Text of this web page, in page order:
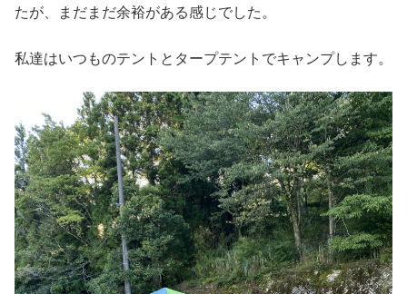
たが、まだまだ余裕がある感じでした。
私達はいつものテントとタープテントでキャンプします。